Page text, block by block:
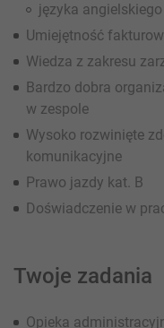
języka angielskiego
Umiejętność
Wiedza z zakresu
Bardzo dobra
w zespole
Wysoko rozwinięte
komunikacyjne
Prawo jazdy kat. B
Doświadczenie w
Twoje zadania
Opieka